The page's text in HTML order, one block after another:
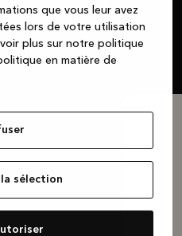
que vous leur avez
lors de votre utilisation
plus sur notre politique
en matière de
sélection
c’est votre cuisine.